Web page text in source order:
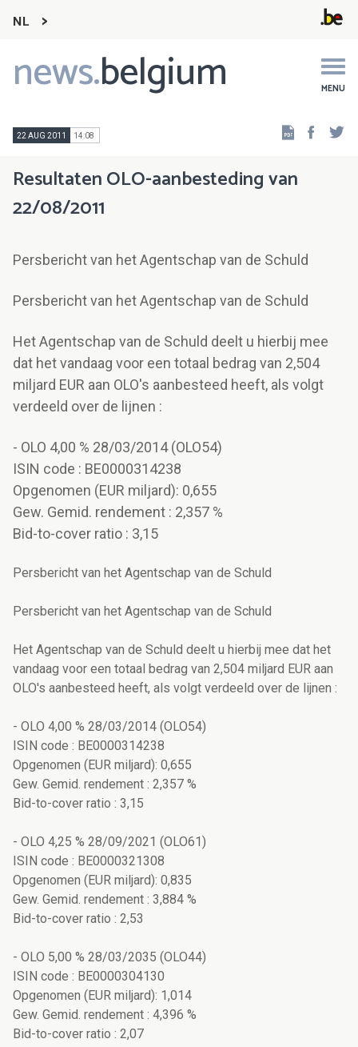
NL
news.belgium MENU
Main
navigation
22 AUG 2011 14:08
Resultaten OLO-aanbesteding van
22/08/2011
Persbericht van het Agentschap van de Schuld
Persbericht van het Agentschap van de Schuld
Het Agentschap van de Schuld deelt u hierbij mee
dat het vandaag voor een totaal bedrag van 2,504
miljard EUR aan OLO's aanbesteed heeft, als volgt
verdeeld over de lijnen :
- OLO 4,00 % 28/03/2014 (OLO54)
ISIN code : BE0000314238
Opgenomen (EUR miljard): 0,655
Gew. Gemid. rendement : 2,357 %
Bid-to-cover ratio : 3,15
Persbericht van het Agentschap van de Schuld
Persbericht van het Agentschap van de Schuld
Het Agentschap van de Schuld deelt u hierbij mee dat het
vandaag voor een totaal bedrag van 2,504 miljard EUR aan
OLO's aanbesteed heeft, als volgt verdeeld over de lijnen :
- OLO 4,00 % 28/03/2014 (OLO54)
ISIN code : BE0000314238
Opgenomen (EUR miljard): 0,655
Gew. Gemid. rendement : 2,357 %
Bid-to-cover ratio : 3,15
- OLO 4,25 % 28/09/2021 (OLO61)
ISIN code : BE0000321308
Opgenomen (EUR miljard): 0,835
Gew. Gemid. rendement : 3,884 %
Bid-to-cover ratio : 2,53
- OLO 5,00 % 28/03/2035 (OLO44)
ISIN code : BE0000304130
Opgenomen (EUR miljard): 1,014
Gew. Gemid. rendement : 4,396 %
Bid-to-cover ratio : 2,07